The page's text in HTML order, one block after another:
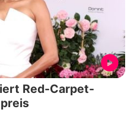
Red-Carpet-